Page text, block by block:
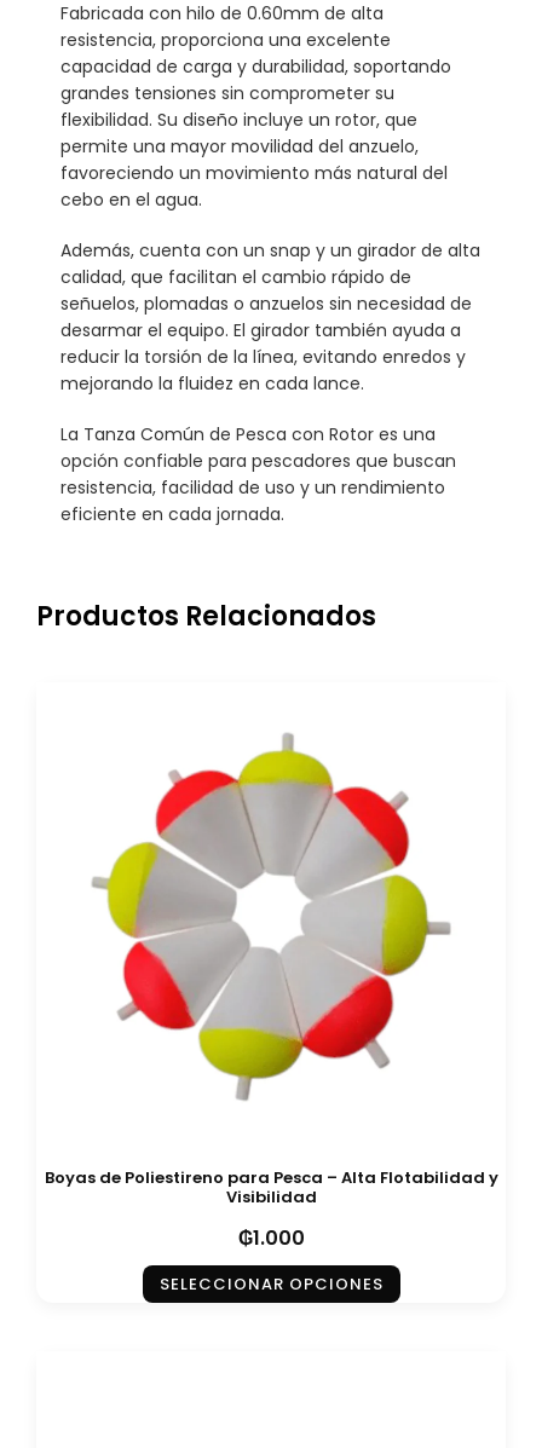
Fabricada con hilo de 0.60mm de alta
resistencia, proporciona una excelente
capacidad de carga y durabilidad, soportando
grandes tensiones sin comprometer su
flexibilidad. Su diseño incluye un rotor, que
permite una mayor movilidad del anzuelo,
favoreciendo un movimiento más natural del
cebo en el agua.
Además, cuenta con un snap y un girador de alta
calidad, que facilitan el cambio rápido de
señuelos, plomadas o anzuelos sin necesidad de
desarmar el equipo. El girador también ayuda a
reducir la torsión de la línea, evitando enredos y
mejorando la fluidez en cada lance.
La Tanza Común de Pesca con Rotor es una
opción confiable para pescadores que buscan
resistencia, facilidad de uso y un rendimiento
eficiente en cada jornada.
Productos Relacionados
Boyas de Poliestireno para Pesca – Alta Flotabilidad y
Visibilidad
₲1.000
SELECCIONAR OPCIONES